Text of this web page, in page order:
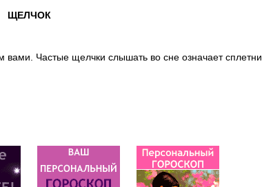
ЩЕЛЧОК
Частые щелчки слышать во сне означает сплетни.